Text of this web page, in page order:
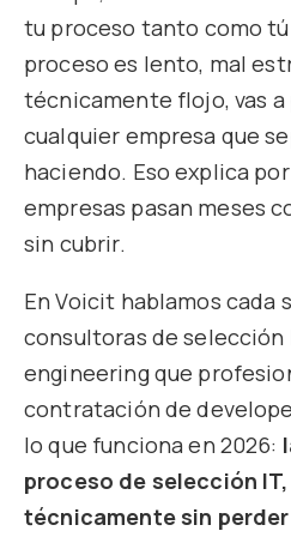
tu proceso tanto como tú
proceso es lento, mal
técnicamente flojo, vas
cualquier empresa que
haciendo. Eso explica
empresas pasan meses
sin cubrir.
En Voicit hablamos cada
consultoras de selección
engineering que
contratación de
lo que funciona en 2026:
proceso de selección
técnicamente sin